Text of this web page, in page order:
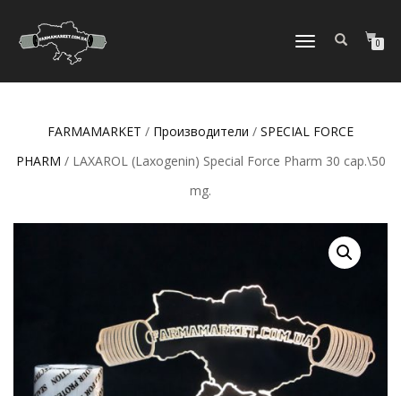
ПЕРЕКЛЮЧИТЬ
0
FARMAMARKET / Производители / SPECIAL FORCE
PHARM / LAXAROL (Laxogenin) Special Force Pharm 30 cap.\50
mg.